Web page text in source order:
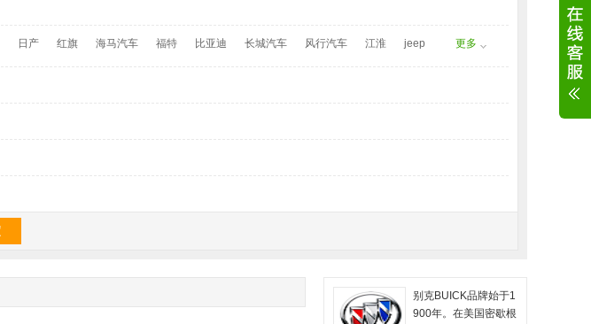
日产 红旗 海马汽车 福特 比亚迪 长城汽车 风行汽车 江淮 jeep 更多
别克BUICK品牌始于1
900年。在美国密歇根